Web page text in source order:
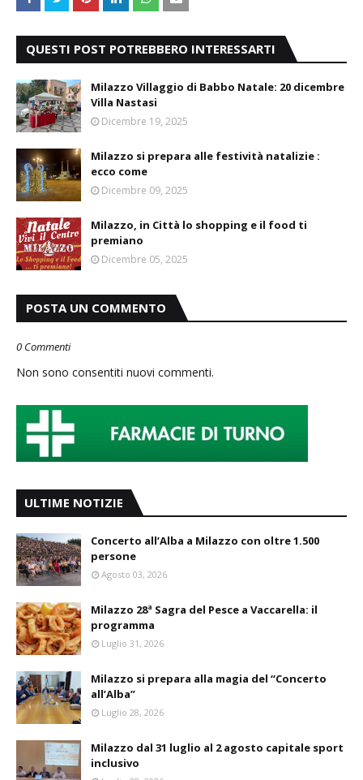
QUESTI POST POTREBBERO INTERESSARTI
Milazzo Villaggio di Babbo Natale: 20 dicembre
Villa Nastasi
Dicembre 19, 2025
Milazzo si prepara alle festività natalizie :
ecco come
Dicembre 09, 2025
Milazzo, in Città lo shopping e il food ti
premiano
Dicembre 05, 2025
POSTA UN COMMENTO
0 Commenti
Non sono consentiti nuovi commenti.
ULTIME NOTIZIE
Concerto all’Alba a Milazzo con oltre 1.500
persone
Agosto 03, 2026
Milazzo 28ª Sagra del Pesce a Vaccarella: il
programma
Luglio 31, 2026
Milazzo si prepara alla magia del “Concerto
all’Alba”
Luglio 28, 2026
Milazzo dal 31 luglio al 2 agosto capitale sport
inclusivo